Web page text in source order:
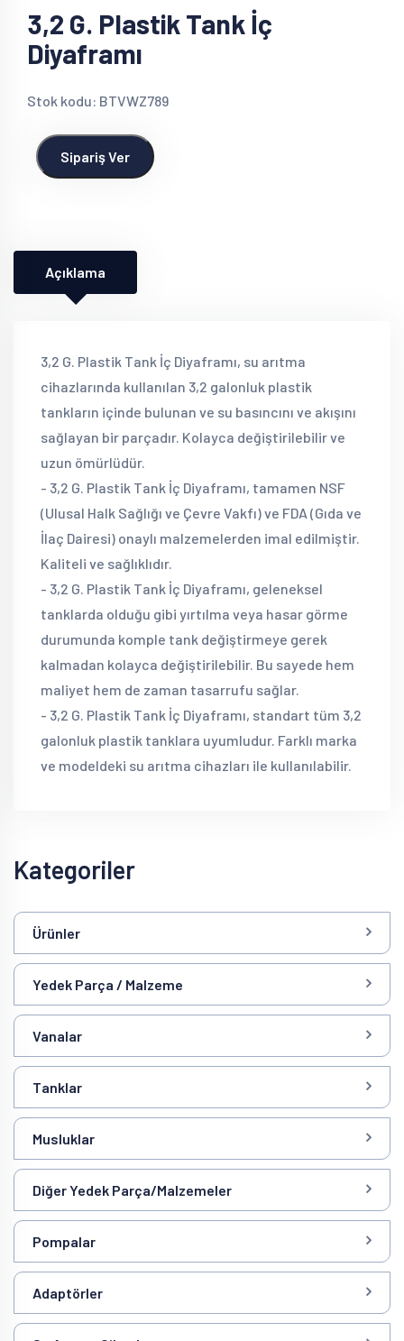
3,2 G. Plastik Tank İç
Diyaframı
Stok kodu: BTVWZ789
Sipariş Ver
Açıklama
3,2 G. Plastik Tank İç Diyaframı, su arıtma
cihazlarında kullanılan 3,2 galonluk plastik
tankların içinde bulunan ve su basıncını ve akışını
sağlayan bir parçadır. Kolayca değiştirilebilir ve
uzun ömürlüdür.
- 3,2 G. Plastik Tank İç Diyaframı, tamamen NSF
(Ulusal Halk Sağlığı ve Çevre Vakfı) ve FDA (Gıda ve
İlaç Dairesi) onaylı malzemelerden imal edilmiştir.
Kaliteli ve sağlıklıdır.
- 3,2 G. Plastik Tank İç Diyaframı, geleneksel
tanklarda olduğu gibi yırtılma veya hasar görme
durumunda komple tank değiştirmeye gerek
kalmadan kolayca değiştirilebilir. Bu sayede hem
maliyet hem de zaman tasarrufu sağlar.
- 3,2 G. Plastik Tank İç Diyaframı, standart tüm 3,2
galonluk plastik tanklara uyumludur. Farklı marka
ve modeldeki su arıtma cihazları ile kullanılabilir.
Kategoriler
Ürünler
Yedek Parça / Malzeme
Vanalar
Tanklar
Musluklar
Diğer Yedek Parça/Malzemeler
Pompalar
Adaptörler